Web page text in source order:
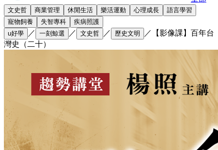
文史哲 商業管理 休閒生活 樂活運動 心理成長
語言學習
寵物飼養
失智專科
疾病照護
u好學
／ 一刻鯨選 ／ 文史哲 ／ 歷史文明 ／
【影像課】百年台
灣史（二十）